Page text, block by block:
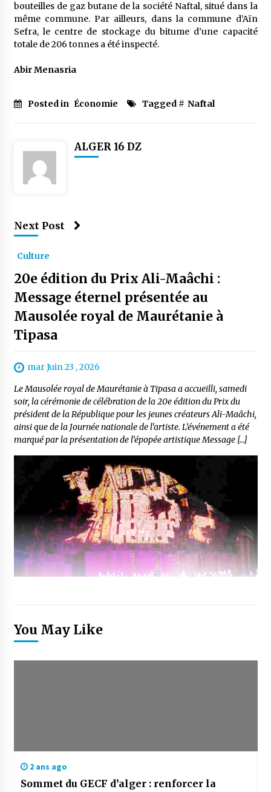
bouteilles de gaz butane de la société Naftal, situé dans la
même commune. Par ailleurs, dans la commune d’Aïn
Sefra, le centre de stockage du bitume d’une capacité
totale de 206 tonnes a été inspecté.
Abir Menasria
Posted in Économie Tagged # Naftal
ALGER 16 DZ
Next Post
Culture
20e édition du Prix Ali-Maâchi :
Message éternel présentée au
Mausolée royal de Maurétanie à
Tipasa
mar Juin 23 , 2026
Le Mausolée royal de Maurétanie à Tipasa a accueilli, samedi
soir, la cérémonie de célébration de la 20e édition du Prix du
président de la République pour les jeunes créateurs Ali-Maâchi,
ainsi que de la Journée nationale de l’artiste. L’événement a été
marqué par la présentation de l’épopée artistique Message […]
You May Like
2 ans ago
Sommet du GECF d’alger : renforcer la